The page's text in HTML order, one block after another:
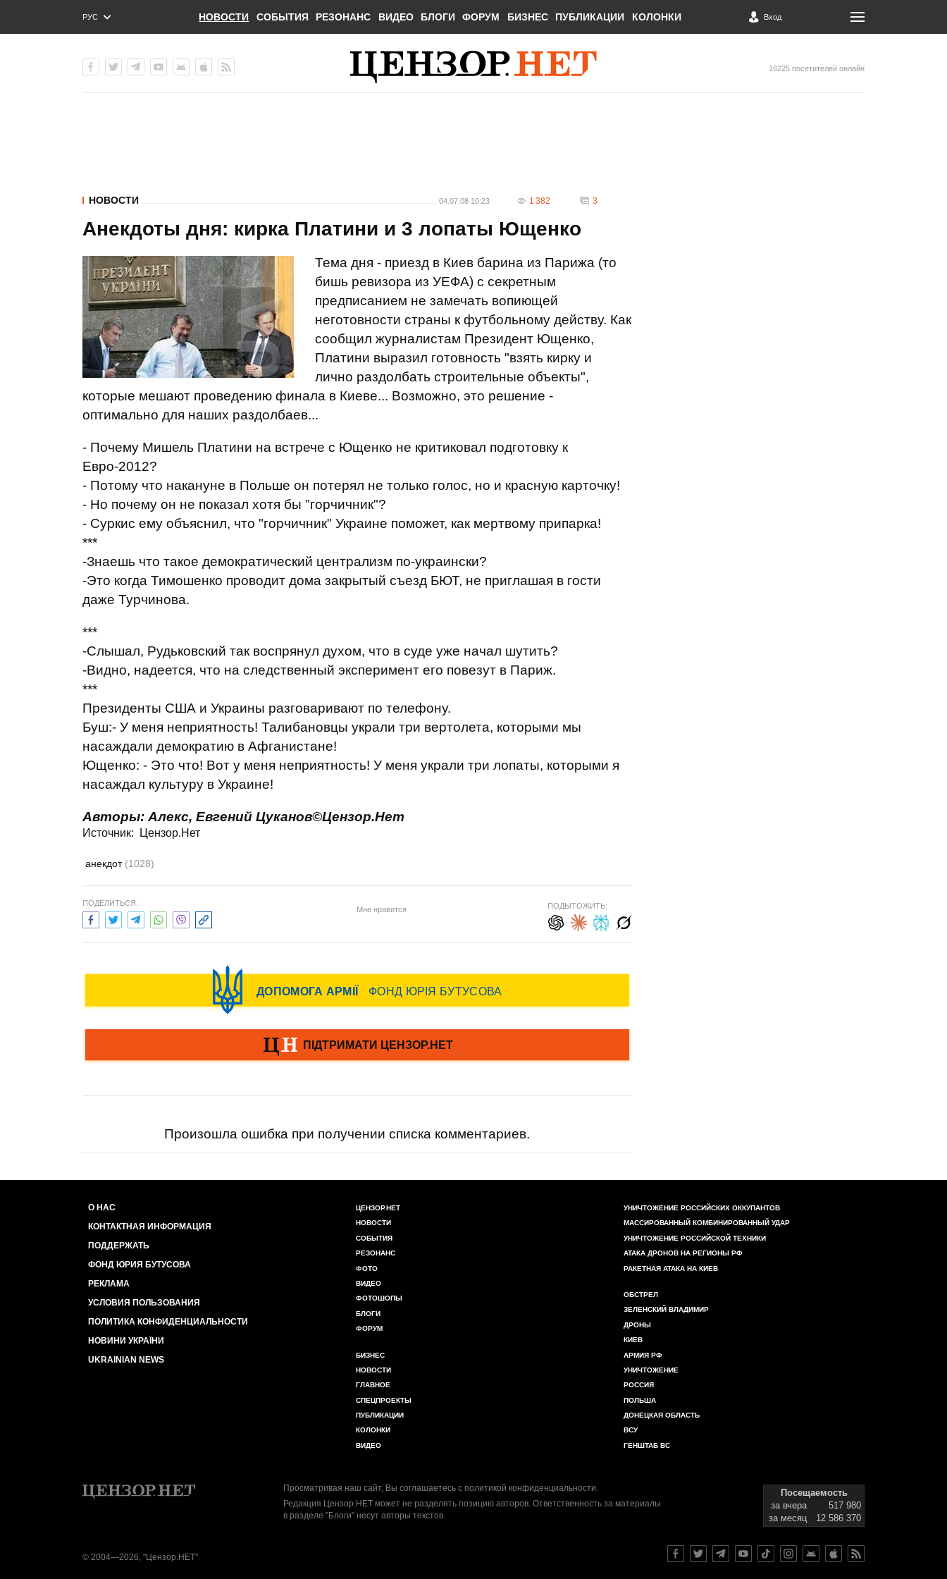
РУС
ENG
НОВОСТИ СОБЫТИЯ РЕЗОНАНС ВИДЕО БЛОГИ ФОРУМ БИЗНЕС ПУБЛИКАЦИИ КОЛОНКИ Вход
16225 посетителей онлайн
НОВОСТИ 04.07.08 10:23 1 382 3
Анекдоты дня: кирка Платини и 3 лопаты Ющенко
Тема дня - приезд в Киев барина из Парижа (то
бишь ревизора из УЕФА) с секретным
предписанием не замечать вопиющей
неготовности страны к футбольному действу. Как
сообщил журналистам Президент Ющенко,
Платини выразил готовность "взять кирку и
лично раздолбать строительные объекты",
которые мешают проведению финала в Киеве... Возможно, это решение -
оптимально для наших раздолбаев...
- Почему Мишель Платини на встрече с Ющенко не критиковал подготовку к
Евро-2012?
- Потому что накануне в Польше он потерял не только голос, но и красную карточку!
- Но почему он не показал хотя бы "горчичник"?
- Суркис ему объяснил, что "горчичник" Украине поможет, как мертвому припарка!
***
-Знаешь что такое демократический централизм по-украински?
-Это когда Тимошенко проводит дома закрытый съезд БЮТ, не приглашая в гости
даже Турчинова.
***
-Слышал, Рудьковский так воспрянул духом, что в суде уже начал шутить?
-Видно, надеется, что на следственный эксперимент его повезут в Париж.
***
Президенты США и Украины разговаривают по телефону.
Буш:- У меня неприятность! Талибановцы украли три вертолета, которыми мы
насаждали демократию в Афганистане!
Ющенко: - Это что! Вот у меня неприятность! У меня украли три лопаты, которыми я
насаждал культуру в Украине!
Авторы: Алекс, Евгений Цуканов©Цензор.Нет
Источник: Цензор.Нет
анекдот (1028)
ПОДЕЛИТЬСЯ:
Мне нравится ПОДЫТОЖИТЬ:
Произошла ошибка при получении списка комментариев.
О НАС
КОНТАКТНАЯ ИНФОРМАЦИЯ
ПОДДЕРЖАТЬ
ФОНД ЮРИЯ БУТУСОВА
РЕКЛАМА
УСЛОВИЯ ПОЛЬЗОВАНИЯ
ПОЛИТИКА КОНФИДЕНЦИАЛЬНОСТИ
НОВИНИ УКРАЇНИ
UKRAINIAN NEWS
ЦЕНЗОР.НЕТ
НОВОСТИ
СОБЫТИЯ
РЕЗОНАНС
ФОТО
ВИДЕО
ФОТОШОПЫ
БЛОГИ
ФОРУМ
БИЗНЕС
НОВОСТИ
ГЛАВНОЕ
СПЕЦПРОЕКТЫ
ПУБЛИКАЦИИ
КОЛОНКИ
ВИДЕО
УНИЧТОЖЕНИЕ РОССИЙСКИХ ОККУПАНТОВ
МАССИРОВАННЫЙ КОМБИНИРОВАННЫЙ УДАР
УНИЧТОЖЕНИЕ РОССИЙСКОЙ ТЕХНИКИ
АТАКА ДРОНОВ НА РЕГИОНЫ РФ
РАКЕТНАЯ АТАКА НА КИЕВ
ОБСТРЕЛ
ЗЕЛЕНСКИЙ ВЛАДИМИР
ДРОНЫ
КИЕВ
АРМИЯ РФ
УНИЧТОЖЕНИЕ
РОССИЯ
ПОЛЬША
ДОНЕЦКАЯ ОБЛАСТЬ
ВСУ
ГЕНШТАБ ВС
Просматривая наш сайт, Вы соглашаетесь с политикой конфиденциальности.
Редакция Цензор.НЕТ может не разделять позицию авторов. Ответственность за материалы
в разделе "Блоги" несут авторы текстов.
Посещаемость
за вчера
517 980
за месяц
12 586 370
© 2004—2026, "Цензор.НЕТ"